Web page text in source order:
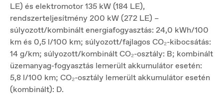
LE) és elektromotor 135 kW (184 LE),
rendszerteljesítmény 200 kW (272 LE) –
súlyozott/kombinált energiafogyasztás: 24,0 kWh/100
km és 0,5 l/100 km; súlyozott/fajlagos CO₂-kibocsátás:
14 g/km; súlyozott/kombinált CO₂-osztály: B; kombinált
üzemanyag-fogyasztás lemerült akkumulátor esetén:
5,8 l/100 km; CO₂-osztály lemerült akkumulátor esetén
(kombinált): D.